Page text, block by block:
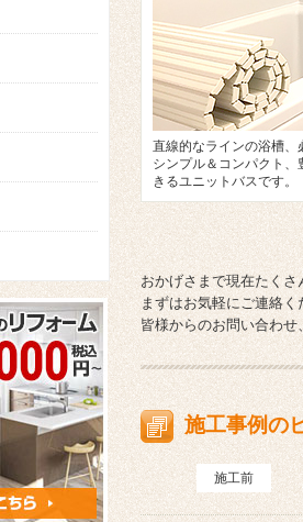
直線的なラインの浴槽、
シンプル＆コンパクト
きるユニットバスです。
おかげさまで現在たく
まずはお気軽にご連絡く
皆様からのお問い合わ
施工事例の
施工前